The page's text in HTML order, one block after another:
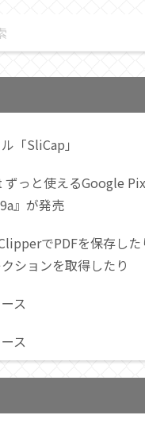
「SliCap」
っと使えるGoogle
』が発売
でPDFを保存した
ションを取得したり
ス
ス